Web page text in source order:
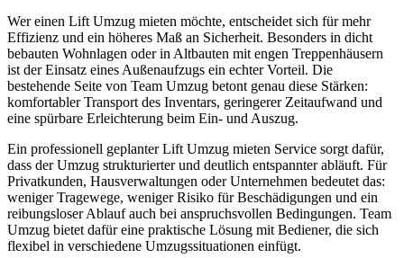
Wer einen Lift Umzug mieten möchte, entscheidet sich für mehr
Effizienz und ein höheres Maß an Sicherheit. Besonders in dicht
bebauten Wohnlagen oder in Altbauten mit engen Treppenhäusern
ist der Einsatz eines Außenaufzugs ein echter Vorteil. Die
bestehende Seite von Team Umzug betont genau diese Stärken:
komfortabler Transport des Inventars, geringerer Zeitaufwand und
eine spürbare Erleichterung beim Ein- und Auszug.
Ein professionell geplanter Lift Umzug mieten Service sorgt dafür,
dass der Umzug strukturierter und deutlich entspannter abläuft. Für
Privatkunden, Hausverwaltungen oder Unternehmen bedeutet das:
weniger Tragewege, weniger Risiko für Beschädigungen und ein
reibungsloser Ablauf auch bei anspruchsvollen Bedingungen. Team
Umzug bietet dafür eine praktische Lösung mit Bediener, die sich
flexibel in verschiedene Umzugssituationen einfügt.